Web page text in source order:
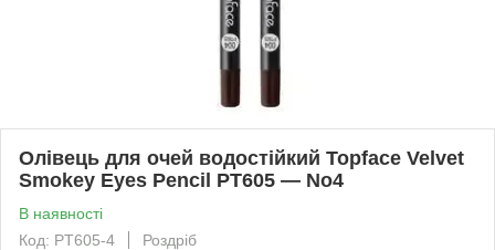
Олівець для очей водостійкий Topface Velvet
Smokey Eyes Pencil PT605 — No4
В наявності
Код: PT605-4
Роздріб